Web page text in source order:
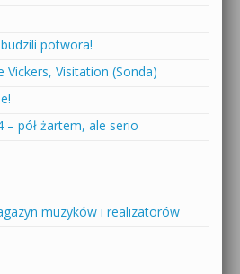
potwora!
Vickers, Visitation (Sonda)
– pół żartem, ale serio
muzyków i realizatorów